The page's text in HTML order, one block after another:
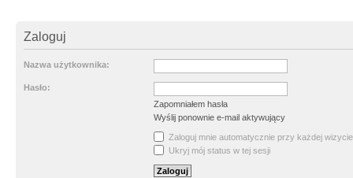
Zaloguj
Nazwa użytkownika:
Hasło:
Zapomniałem hasła
Wyślij ponownie e-mail aktywujący
Zaloguj mnie automatycznie przy każdej wizycie
Ukryj mój status w tej sesji